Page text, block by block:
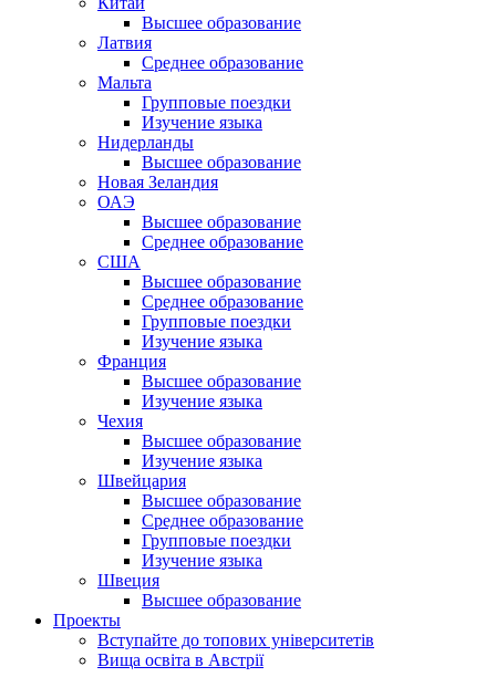
Высшее образование
Латвия
Среднее образование
Мальта
Групповые поездки
Изучение языка
Нидерланды
Высшее образование
Новая Зеландия
ОАЭ
Высшее образование
Среднее образование
США
Высшее образование
Среднее образование
Групповые поездки
Изучение языка
Франция
Высшее образование
Изучение языка
Чехия
Высшее образование
Изучение языка
Швейцария
Высшее образование
Среднее образование
Групповые поездки
Изучение языка
Швеция
Высшее образование
Проекты
Вступайте до топових університетів
Вища освіта в Австрії